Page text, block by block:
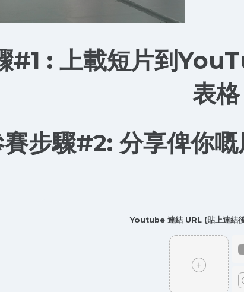
#1 : 上載短片到
表格
步驟#2: 分享俾你
Youtube 連結 URL (貼上連結